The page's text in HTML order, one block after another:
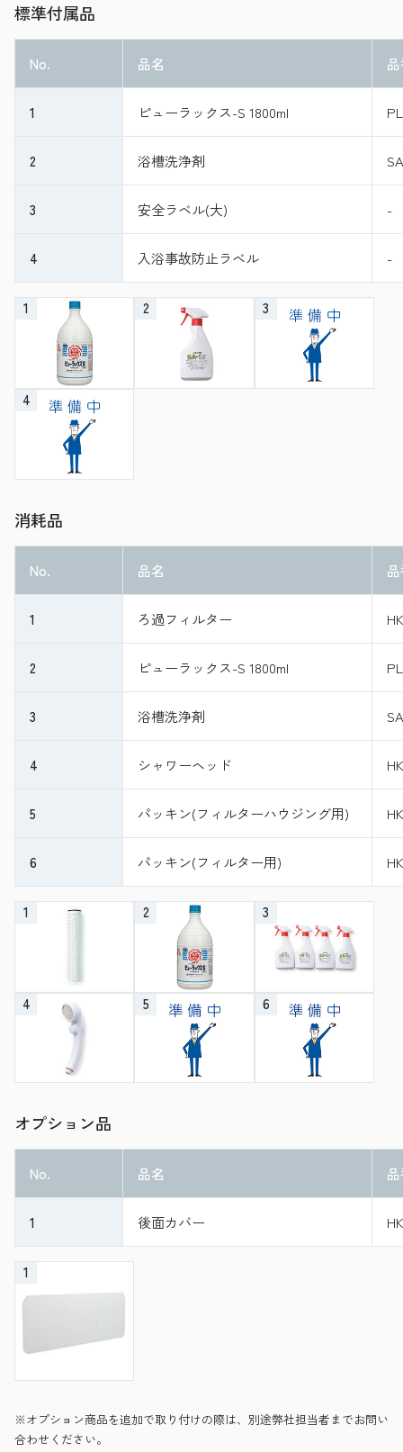
標準付属品
No. 品名
1 ピューラックス-S 1800ml
2 浴槽洗浄剤
3 安全ラベル(大) -
4 入浴事故防止ラベル -
1 2 3
4
消耗品
No. 品名
1 ろ過フィルター
2 ピューラックス-S 1800ml
3 浴槽洗浄剤
4 シャワーヘッド
5 パッキン(フィルターハウジング用)
6 パッキン(フィルター用)
1 2 3
4 5 6
オプション品
No. 品名
1 後面カバー
1
※オプション商品を追加で取り付けの際は、別途弊社担当者までお問い
合わせください。